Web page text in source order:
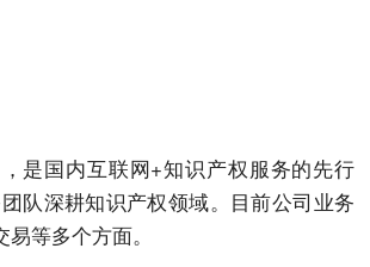
是国内互联网+知识产权服务的先行
团队深耕知识产权领域。目前公司业务
等多个方面。